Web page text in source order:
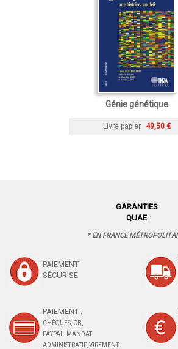
Génie génétique
Livre papier 49,50 €
GARANTIES
QUAE
* EN FRANCE
PAIEMENT
SÉCURISÉ
PAIEMENT :
CHÈQUES, CB,
PAYPAL, MANDAT
ADMINISTRATIF, VIREMENT